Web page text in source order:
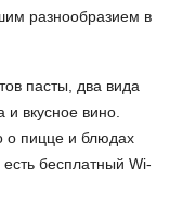
разнообразием в
пасты, два вида
вкусное вино.
о пицце и блюдах
бесплатный Wi-